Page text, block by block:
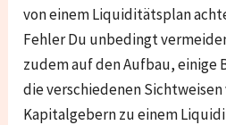
von einem Liquiditätsplan
Fehler Du unbedingt
zudem auf den Aufbau, einige
die verschiedenen
Kapitalgebern zu einem